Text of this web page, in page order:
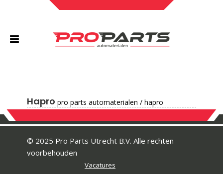
Hapro pro parts automaterialen / hapro
© 2025 Pro Parts Utrecht B.V. Alle rechten
voorbehouden
Vacatures